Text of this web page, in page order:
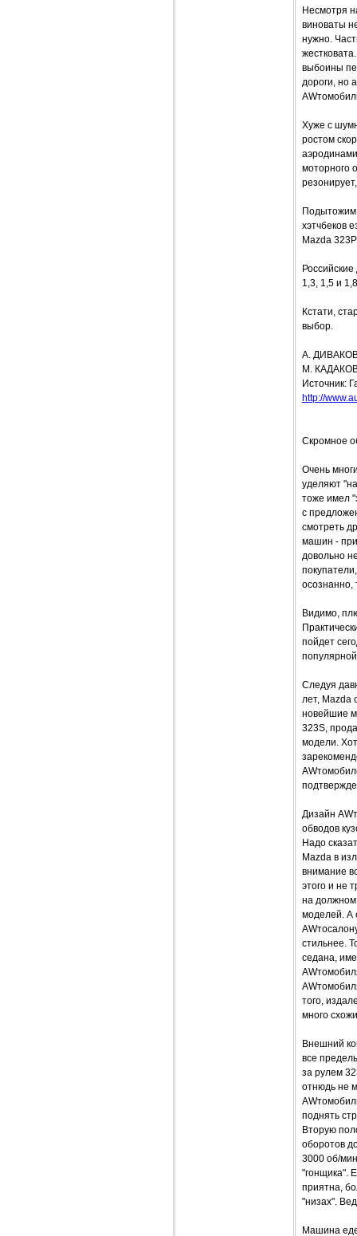
Несмотря
виноваты
нужно.
выбоины
дороги, но
Хуже с
ростом
моторного
Подытожим
хэтчбеков
Mazda
1,3, 1,5 и
Кстати,
выбор.
А.
М.
Источник:
http://
Скромное
Очень
уделяют
тоже имел
с
смотреть
машин -
довольно
осознанно,
Видимо,
пойдет
Следуя
лет, Mazda
новейшие
323S,
модели.
Дизайн
обводов
Надо
Mazda в
внимание
этого и не
на должном
моделей. А
стильнее.
седана,
того,
много
Внешний
все
за рулем
отнюдь не
поднять
Вторую
оборотов
3000 об/
"гонщика".
приятна,
"низах".
Машина